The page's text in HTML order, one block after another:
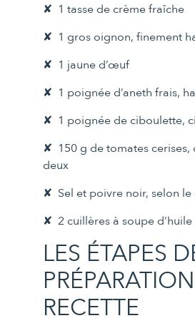
1 tasse de crème fraîche
1 gros oignon, finement
1 jaune d’œuf
1 poignée d’aneth frais,
1 poignée de ciboulette,
150 g de tomates cerises,
deux
Sel et poivre noir, selon
2 cuillères à soupe d’huile
LES ÉTAPES
RECETTE